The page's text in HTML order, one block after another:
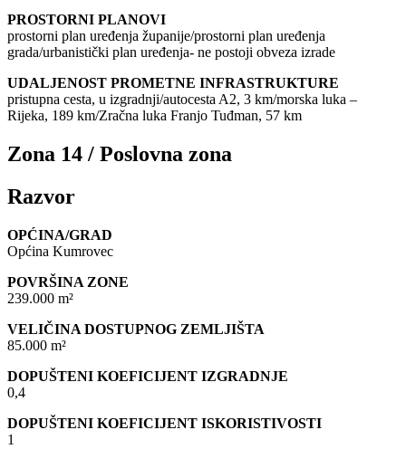
PROSTORNI PLANOVI
prostorni plan uređenja županije/prostorni plan uređenja
grada/urbanistički plan uređenja- ne postoji obveza izrade
UDALJENOST PROMETNE INFRASTRUKTURE
pristupna cesta, u izgradnji/autocesta A2, 3 km/morska luka –
Rijeka, 189 km/Zračna luka Franjo Tuđman, 57 km
Zona 14 / Poslovna zona
Razvor
OPĆINA/GRAD
Općina Kumrovec
POVRŠINA ZONE
239.000 m²
VELIČINA DOSTUPNOG ZEMLJIŠTA
85.000 m²
DOPUŠTENI KOEFICIJENT IZGRADNJE
0,4
DOPUŠTENI KOEFICIJENT ISKORISTIVOSTI
1